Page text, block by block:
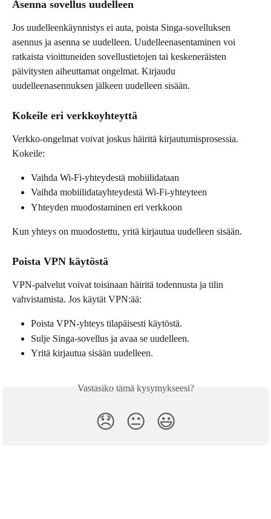
Asenna sovellus uudelleen
Jos uudelleenkäynnistys ei auta, poista Singa-sovelluksen
asennus ja asenna se uudelleen. Uudelleenasentaminen voi
ratkaista vioittuneiden sovellustietojen tai keskeneräisten
päivitysten aiheuttamat ongelmat. Kirjaudu
uudelleenasennuksen jälkeen uudelleen sisään.
Kokeile eri verkkoyhteyttä
Verkko-ongelmat voivat joskus häiritä kirjautumisprosessia.
Kokeile:
Vaihda Wi-Fi-yhteydestä mobiilidataan
Vaihda mobiilidatayhteydestä Wi-Fi-yhteyteen
Yhteyden muodostaminen eri verkkoon
Kun yhteys on muodostettu, yritä kirjautua uudelleen sisään.
Poista VPN käytöstä
VPN-palvelut voivat toisinaan häiritä todennusta ja tilin
vahvistamista. Jos käytät VPN:ää:
Poista VPN-yhteys tilapäisesti käytöstä.
Sulje Singa-sovellus ja avaa se uudelleen.
Yritä kirjautua sisään uudelleen.
Vastasiko tämä kysymykseesi?
😞 😐 😃